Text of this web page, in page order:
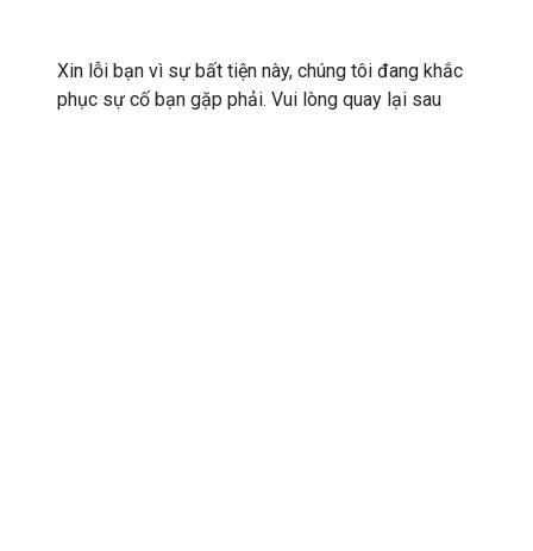
Xin lỗi bạn vì sự bất tiện này, chúng tôi đang khắc
phục sự cố bạn gặp phải. Vui lòng quay lại sau